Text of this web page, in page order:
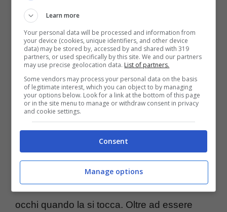
La collana di peperoncini fatta dalla nonna (Instagram –
salentopugliait) – Turiweb.it
In effetti, si tratta diuna collana fatta con i
peperoncini,occhio quindi a non toccarsi gli
occhi quando la si tocca. Oltre ad essere
Learn more
Your personal data will be processed and information from
your device (cookies, unique identifiers, and other device
data) may be stored by, accessed by and shared with 319
partners, or used specifically by this site. We and our partners
may use precise geolocation data. List of partners.
Some vendors may process your personal data on the basis
of legitimate interest, which you can object to by managing
your options below. Look for a link at the bottom of this page
or in the site menu to manage or withdraw consent in privacy
and cookie settings.
Consent
Manage options